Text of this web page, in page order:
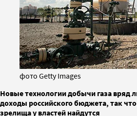
фото Getty Images
Новые технологии добычи газа вряд
доходы российского бюджета, так
зрелища у властей найдутся